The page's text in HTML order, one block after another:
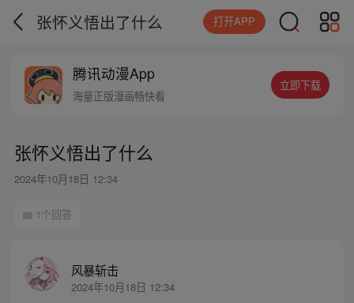
张怀义悟出了什么 打开APP
腾讯动漫App
海量正版漫画畅快看
立即下载
张怀义悟出了什么
2024年10月18日 12:34
1个回答
风暴斩击
2024年10月18日 12:34